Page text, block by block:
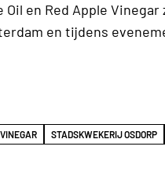
en Red Apple
en tijdens
STADSKWEKERIJ OSDORP